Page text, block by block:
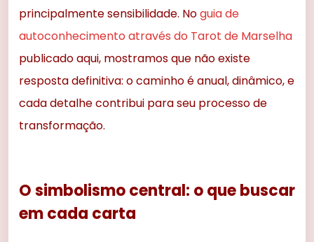
principalmente sensibilidade. Noguia de
autoconhecimento através do Tarot de Marselha
publicado aqui, mostramos que não existe
resposta definitiva: o caminho é anual, dinâmico, e
cada detalhe contribui para seu processo de
transformação.
O simbolismo central: o que buscar
em cada carta